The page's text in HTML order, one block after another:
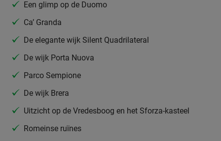
Een glimp op de Duomo
Ca’ Granda
De elegante wijk Silent Quadrilateral
De wijk Porta Nuova
Parco Sempione
De wijk Brera
Uitzicht op de Vredesboog en het Sforza-kasteel
Romeinse ruïnes